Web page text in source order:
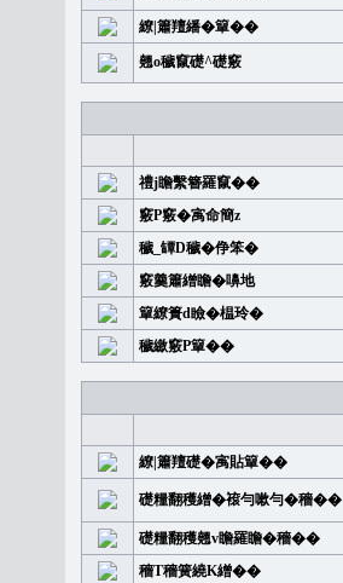
繚|簫羶繙�簞��
翹o穢竄礎^礎竅
禮j瞻繫簪羅竄��
竅P竅�㝢命簡z
穢_罈D穢�鿇笨�
竅羹簫繒瞻�嚊地
簞繚簣d瞼�榅玲�
穢繳竅P簞��
繚|簫羶礎�㝢貼簞��
礎糧翻穫繒�䙛勻嗽勻�穡��
礎糧翻穫翹v瞻羅瞻�穡��
穡T穡簧繞K繒��